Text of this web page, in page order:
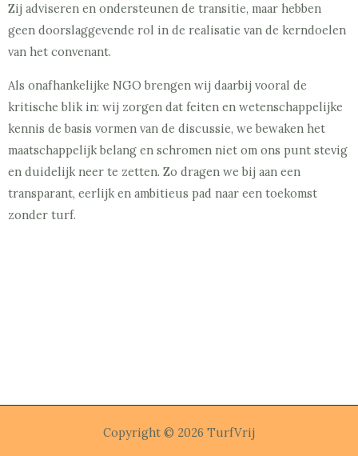
Zij adviseren en ondersteunen de transitie, maar hebben
geen doorslaggevende rol in de realisatie van de kerndoelen
van het convenant.
Als onafhankelijke NGO brengen wij daarbij vooral de
kritische blik in: wij zorgen dat feiten en wetenschappelijke
kennis de basis vormen van de discussie, we bewaken het
maatschappelijk belang en schromen niet om ons punt stevig
en duidelijk neer te zetten. Zo dragen we bij aan een
transparant, eerlijk en ambitieus pad naar een toekomst
zonder turf.
Copyright © 2026 TurfVrij